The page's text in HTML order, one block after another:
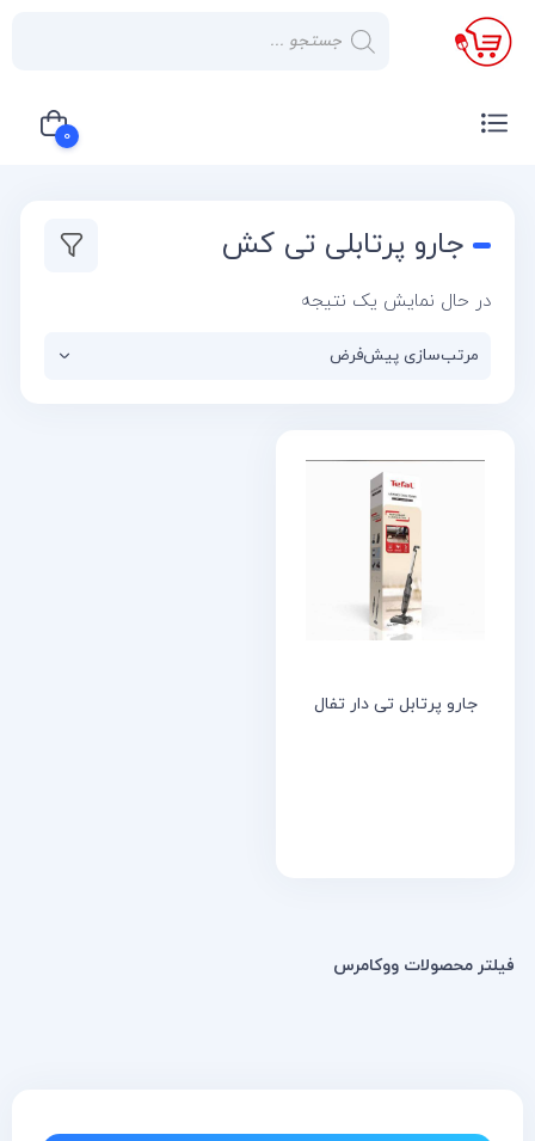
×
صفحه
صوتی و
گازی
0
سبد خرید شما خالی استجارو پرتابلی تی کش
در حال نمایش یک نتیجه
جارو پرتابل تی دار تفال
فیلتر محصولات ووکامرس